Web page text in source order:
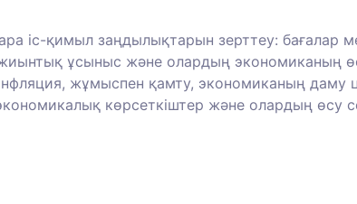
іс-қимыл заңдылықтарын зерттеу:
ұсыныс және олардың экономиканың
жұмыспен қамту, экономиканың даму
көрсеткіштер және олардың өсу